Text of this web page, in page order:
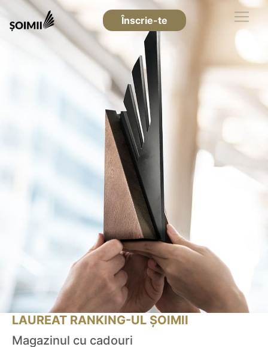
Înscrie-te
LAUREAT RANKING-UL ȘOIMII
Magazinul cu cadouri